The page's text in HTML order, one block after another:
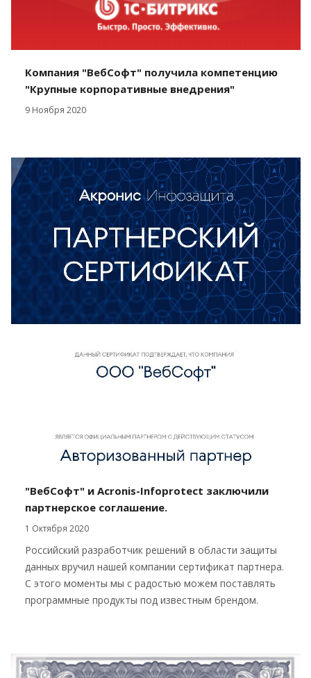
Компания "ВебСофт" получила компетенцию
"Крупные корпоративные внедрения"
9 Ноября 2020
"ВебСофт" и Acronis-Infoprotect заключили
партнерское соглашение.
1 Октября 2020
Российский разработчик решений в области защиты
данных вручил нашей компании сертификат партнера.
С этого моменты мы с радостью можем поставлять
программные продукты под известным брендом.